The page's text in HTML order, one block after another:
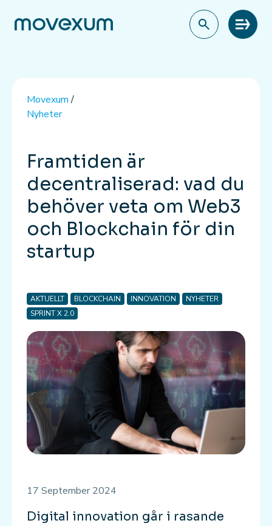
Meny
Movexum/
Nyheter
Framtiden är
decentraliserad: vad du
behöver veta om Web3
och Blockchain för din
startup
AKTUELLT BLOCKCHAIN INNOVATION
NYHETER
SPRINT X 2.0
17 September 2024
Digital innovation går i rasande